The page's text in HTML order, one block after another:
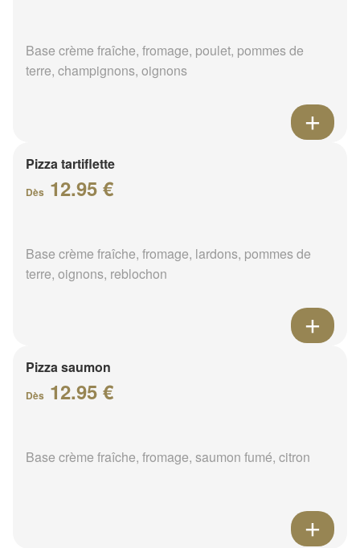
Base crème fraîche, fromage, poulet, pommes de
terre, champignons, oignons
Pizza tartiflette
Dès 12.95 €
Base crème fraîche, fromage, lardons, pommes de
terre, oignons, reblochon
Pizza saumon
Dès 12.95 €
Base crème fraîche, fromage, saumon fumé, citron